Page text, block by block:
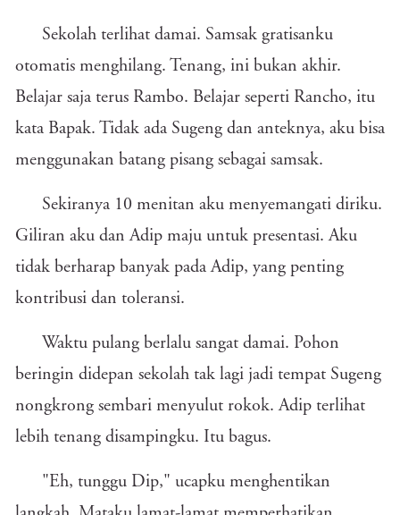
Sekolah terlihat damai. Samsak gratisanku
otomatis menghilang. Tenang, ini bukan akhir.
Belajar saja terus Rambo. Belajar seperti Rancho, itu
kata Bapak. Tidak ada Sugeng dan anteknya, aku bisa
menggunakan batang pisang sebagai samsak.
Sekiranya 10 menitan aku menyemangati diriku.
Giliran aku dan Adip maju untuk presentasi. Aku
tidak berharap banyak pada Adip, yang penting
kontribusi dan toleransi.
Waktu pulang berlalu sangat damai. Pohon
beringin didepan sekolah tak lagi jadi tempat Sugeng
nongkrong sembari menyulut rokok. Adip terlihat
lebih tenang disampingku. Itu bagus.
"Eh, tunggu Dip," ucapku menghentikan